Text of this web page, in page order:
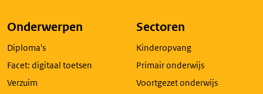
in
nieuw
Onderwerpen
Diploma's
Facet: digitaal toetsen
Verzuim
Sectoren
Kinderopvang
Primair onderwijs
Voortgezet onderwijs